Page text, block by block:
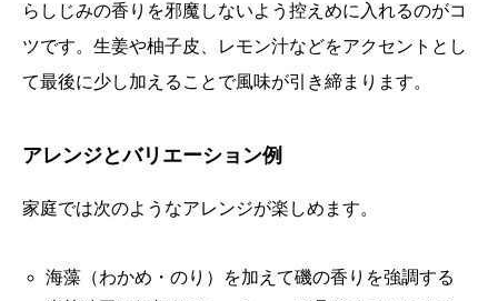
らしじみの香りを邪魔しないよう控えめに入れるのがコ
ツです。生姜や柚子皮、レモン汁などをアクセントとし
て最後に少し加えることで風味が引き締まります。
アレンジとバリエーション例
家庭では次のようなアレンジが楽しめます。
海藻（わかめ・のり）を加えて磯の香りを強調する